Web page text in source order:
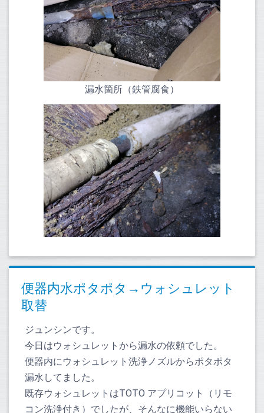
漏水箇所（鉄管腐食）
便器内水ポタポタ→ウォシュレット
取替
ジュンシンです。
今日はウォシュレットから漏水の依頼でした。
便器内にウォシュレット洗浄ノズルからポタポタ
漏水してました。
既存ウォシュレットはTOTO アプリコット（リモ
コン洗浄付き）でしたが、そんなに機能いらない